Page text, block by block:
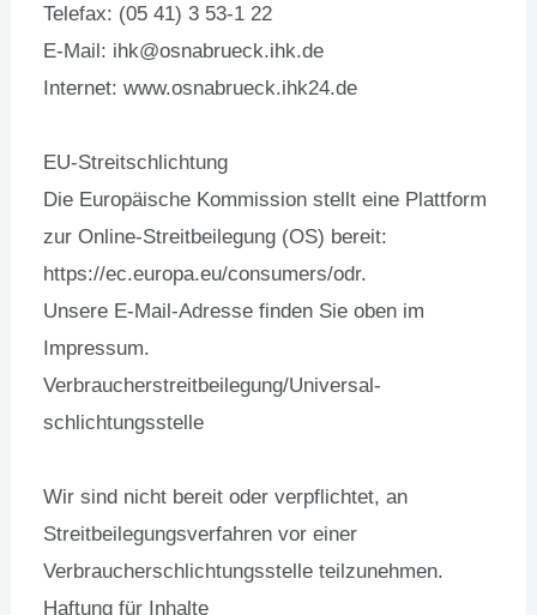
Telefax: (05 41) 3 53-1 22
E-Mail: ihk@osnabrueck.ihk.de
Internet: www.osnabrueck.ihk24.de
EU-Streitschlichtung
Die Europäische Kommission stellt eine Plattform
zur Online-Streitbeilegung (OS) bereit:
https://ec.europa.eu/consumers/odr.
Unsere E-Mail-Adresse finden Sie oben im
Impressum.
Verbraucher­streit­beilegung/Universal­
schlichtungs­stelle
Wir sind nicht bereit oder verpflichtet, an
Streitbeilegungsverfahren vor einer
Verbraucherschlichtungsstelle teilzunehmen.
Haftung für Inhalte